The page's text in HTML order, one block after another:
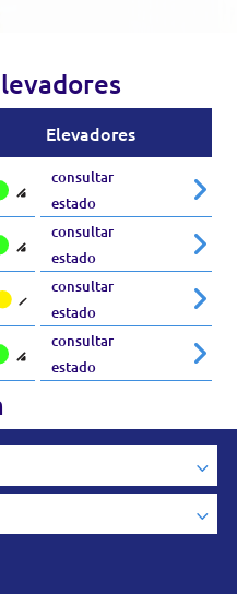
Elevadores
consultar
estado
consultar
estado
consultar
estado
consultar
estado